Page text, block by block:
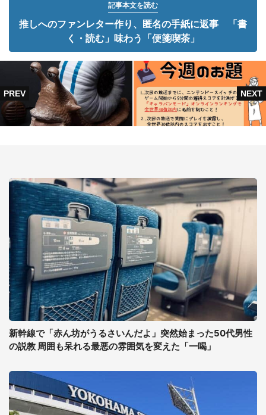
記事本文を読む
推しへのファンレター作り、匿名の手紙に返事 「書
く・読む」味わう「便箋喫茶」
新幹線で「赤ん坊がうるさいんだよ」突然始まった50代男性
の説教 周囲も呆れる最悪の雰囲気を変えた「一喝」